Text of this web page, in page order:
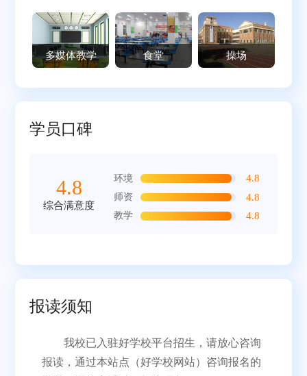
多媒体教学 食堂 操场
学员口碑
4.8
综合满意度
环境 4.8
师资 4.8
教学 4.8
报读须知
我校已入驻好学校平台招生，请放心咨询
报读，通过本站点（好学校网站）咨询报名的